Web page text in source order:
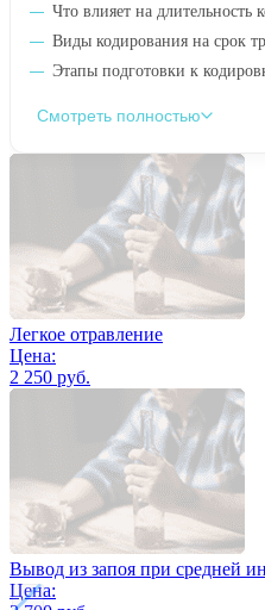
Что влияет на длительность
Виды кодирования на срок
Этапы подготовки к
Смотреть полностью
Легкое отравление
Цена:
2 250 руб.
Вывод из запоя при средней
Цена: